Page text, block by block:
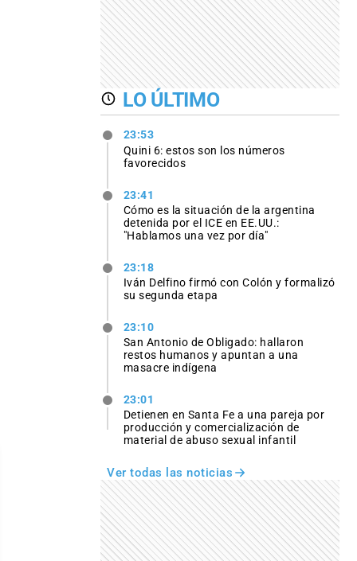
LO ÚLTIMO
23:53
Quini 6: estos son los números
favorecidos
23:41
Cómo es la situación de la argentina
detenida por el ICE en EE.UU.:
"Hablamos una vez por día"
23:18
Iván Delfino firmó con Colón y formalizó
su segunda etapa
23:10
San Antonio de Obligado: hallaron
restos humanos y apuntan a una
masacre indígena
23:01
Detienen en Santa Fe a una pareja por
producción y comercialización de
material de abuso sexual infantil
Ver todas las noticias